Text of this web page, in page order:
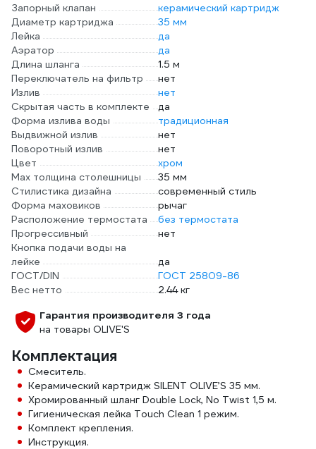
Запорный клапан
керамический картридж
Диаметр картриджа
35 мм
Лейка
да
Аэратор
да
Длина шланга
1.5 м
Переключатель на фильтр
нет
Излив
нет
Скрытая часть в комплекте
да
Форма излива воды
традиционная
Выдвижной излив
нет
Поворотный излив
нет
Цвет
хром
Мах толщина столешницы
35 мм
Стилистика дизайна
современный стиль
Форма маховиков
рычаг
Расположение термостата
без термостата
Прогрессивный
нет
Кнопка подачи воды на
лейке
да
ГОСТ/DIN
ГОСТ 25809-86
Вес нетто
2.44 кг
Гарантия производителя 3 года
на товары OLIVE'S
Комплектация
Смеситель.
Керамический картридж SILENT OLIVE’S 35 мм.
Хромированный шланг Double Lock, No Twist 1,5 м.
Гигиеническая лейка Touch Clean 1 режим.
Комплект крепления.
Инструкция.